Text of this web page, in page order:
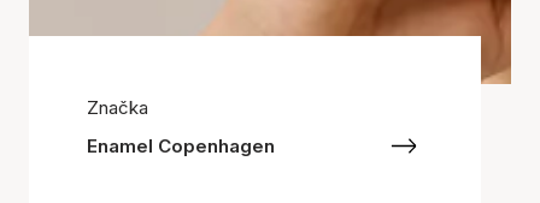
Značka
Enamel Copenhagen